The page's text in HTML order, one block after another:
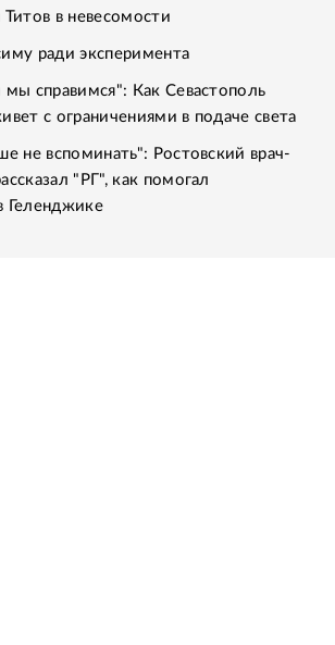
в невесомости
ради эксперимента
мы справимся": Как Севастополь
с ограничениями в подаче света
не вспоминать": Ростовский врач-
"РГ", как помогал
Геленджике